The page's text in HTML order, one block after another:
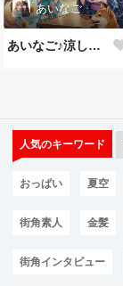
あいなご
あいなご♪涼しくてかき氷って好き💕
人気のキーワード
おっぱい 夏空
街角素人 金髪
街角インタビュー